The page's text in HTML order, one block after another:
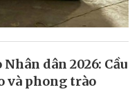
dân 2026: Cầu
và phong trào